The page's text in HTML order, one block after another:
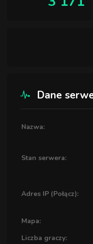
Dane
Nazwa:
Stan serwera:
Adres IP (Połącz):
Mapa:
Liczba graczy: